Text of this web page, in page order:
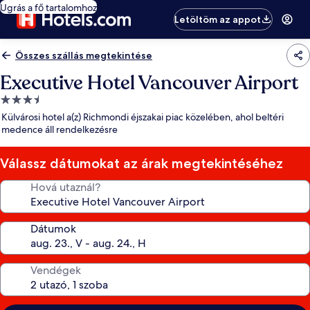
Ugrás a fő tartalomhoz
Letöltöm az appot
Összes szállás megtekintése
Executive Hotel Vancouver Airport
3.5
csillagos
szálláshely
Külvárosi hotel a(z) Richmondi éjszakai piac közelében, ahol beltéri
medence áll rendelkezésre
Válassz dátumokat az árak megtekintéséhez
Hová utaznál?
Dátumok
Vendégek